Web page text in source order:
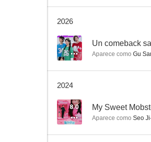
Noche en el paraíso
7.0
2026
-- Un comeback
Aparece como Gu
2024
8.0 My Sweet
Aparece como Seo